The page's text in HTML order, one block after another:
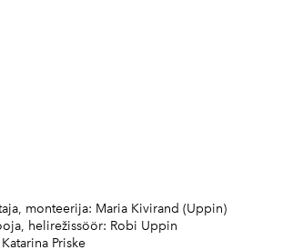
monteerija: Maria Kivirand (Uppin)
helirežissöör: Robi Uppin
Priske